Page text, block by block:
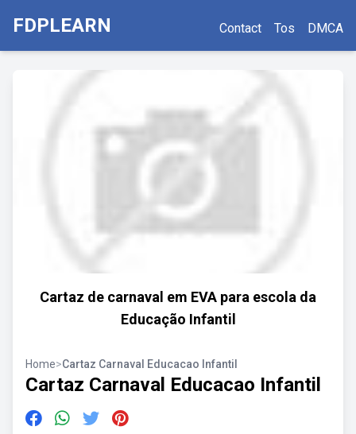
FDPLEARN Contact Tos DMCA
Cartaz de carnaval em EVA para escola da
Educação Infantil
Home>Cartaz Carnaval Educacao Infantil
Cartaz Carnaval Educacao Infantil